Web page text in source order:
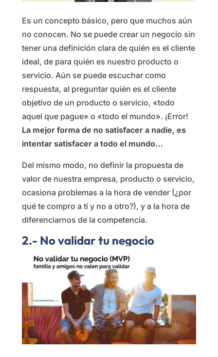
Es un concepto básico, pero que muchos aún
no conocen. No se puede crear un negocio sin
tener una definición clara de quién es el cliente
ideal, de para quién es nuestro producto o
servicio. Aún se puede escuchar como
respuesta, al preguntar quién es el cliente
objetivo de un producto o servicio, «todo
aquel que pague» o «todo el mundo». ¡Error!
La mejor forma de no satisfacer a nadie, es
intentar satisfacer a todo el mundo…
Del mismo modo, no definir la propuesta de
valor de nuestra empresa, producto o servicio,
ocasiona problemas a la hora de vender (¿por
qué te compro a tí y no a otro?), y a la hora de
diferenciarnos de la competencia.
2.- No validar tu negocio